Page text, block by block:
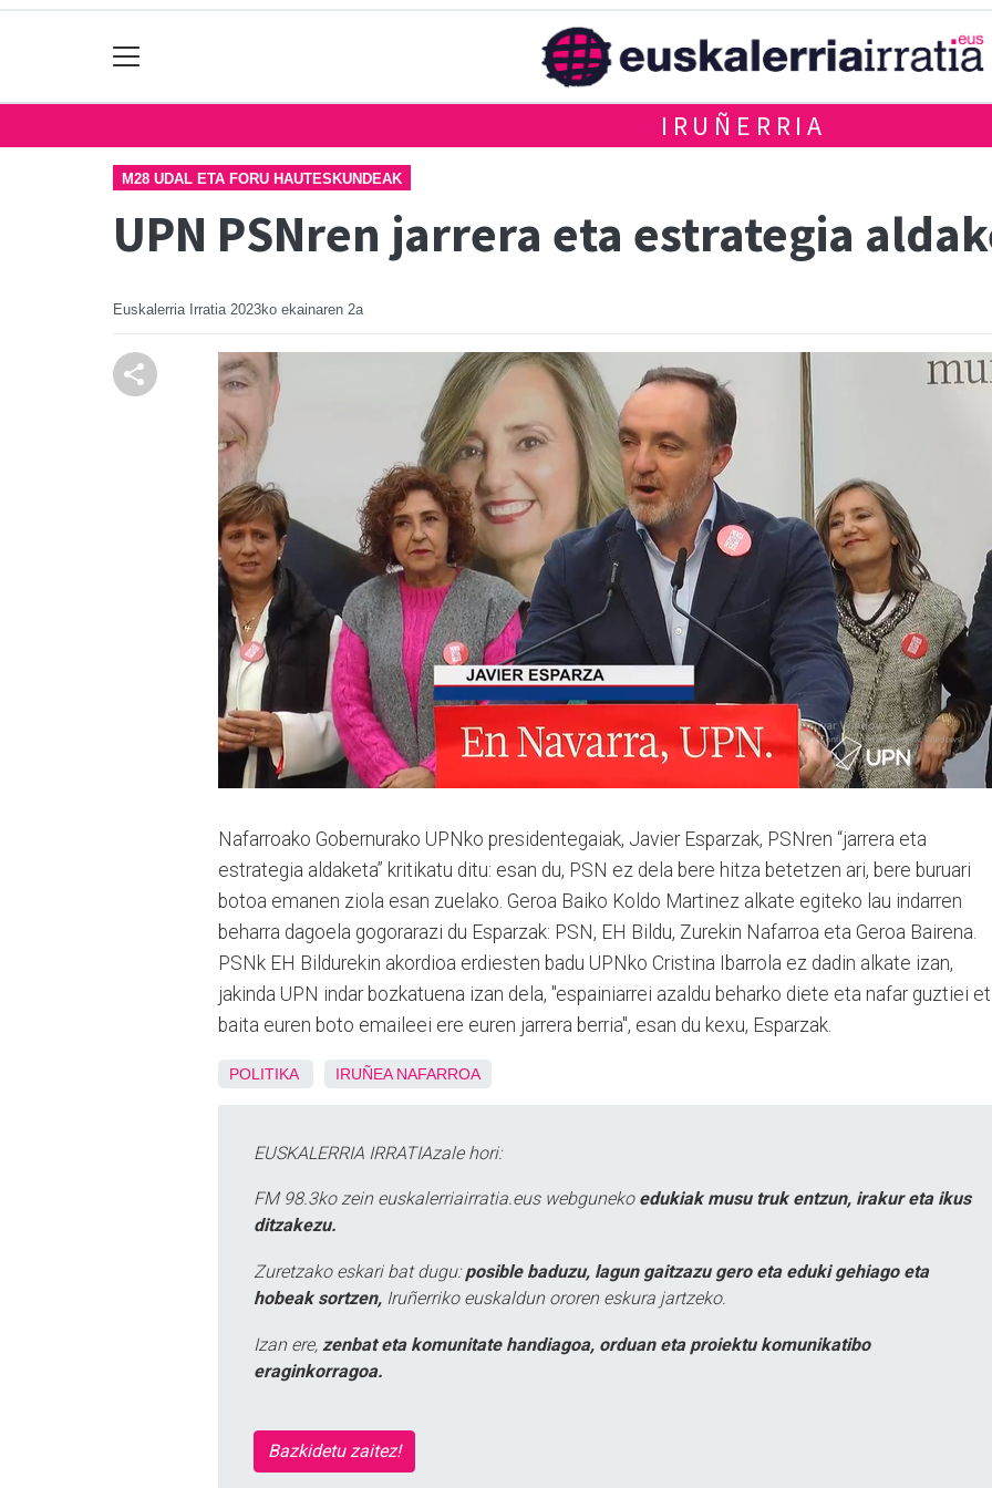
IRUÑERRIA
M28 UDAL ETA FORU HAUTESKUNDEAK
UPN PSNren jarrera eta estrategia
Euskalerria Irratia 2023ko ekainaren 2a
Nafarroako Gobernurako UPNko presidentegaiak, Javier Esparzak, PSNren “jarrera eta
estrategia aldaketa” kritikatu ditu: esan du, PSN ez dela bere hitza betetzen ari, bere buruari
botoa emanen ziola esan zuelako. Geroa Baiko Koldo Martinez alkate egiteko lau indarren
beharra dagoela gogorarazi du Esparzak: PSN, EH Bildu, Zurekin Nafarroa eta Geroa Bairena.
PSNk EH Bildurekin akordioa erdiesten badu UPNko Cristina Ibarrola ez dadin alkate izan,
jakinda UPN indar bozkatuena izan dela, "espainiarrei azaldu beharko diete eta nafar guztiei
baita euren boto emaileei ere euren jarrera berria", esan du kexu, Esparzak.
POLITIKA IRUÑEA NAFARROA
EUSKALERRIA IRRATIAzale hori:
FM 98.3ko zein euskalerriairratia.eus webguneko edukiak musu truk entzun, irakur eta ikus
ditzakezu.
Zuretzako eskari bat dugu: posible baduzu, lagun gaitzazu gero eta eduki gehiago eta
hobeak sortzen, Iruñerriko euskaldun ororen eskura jartzeko.
Izan ere, zenbat eta komunitate handiagoa, orduan eta proiektu komunikatibo
eraginkorragoa.
Bazkidetu zaitez!